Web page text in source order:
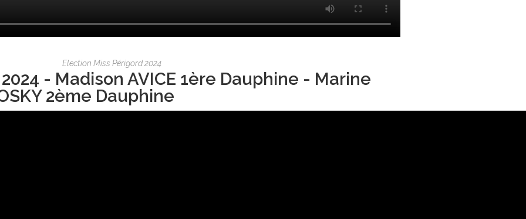
Election Miss Périgord 2024
- Madison AVICE 1ère Dauphine - Marine
2ème Dauphine